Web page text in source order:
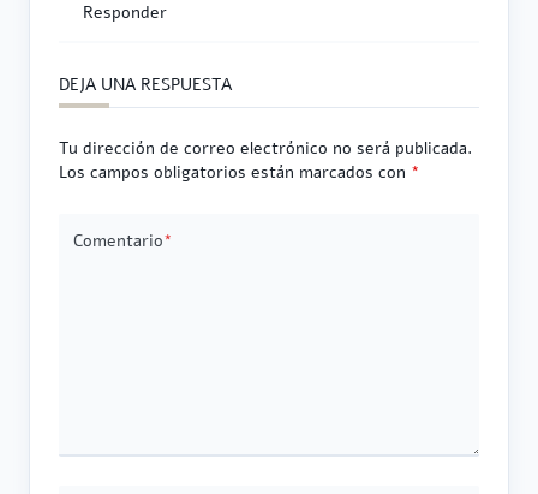
Responder
DEJA UNA RESPUESTA
Tu dirección de correo electrónico no será publicada.
Los campos obligatorios están marcados con *
Comentario*